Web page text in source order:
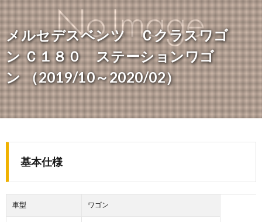
メルセデスベンツ Ｃクラスワゴ
ン Ｃ１８０ ステーションワゴ
ン （2019/10～2020/02）
基本仕様
車型 ワゴン